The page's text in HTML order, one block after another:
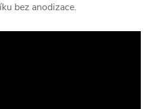
bez anodizace.